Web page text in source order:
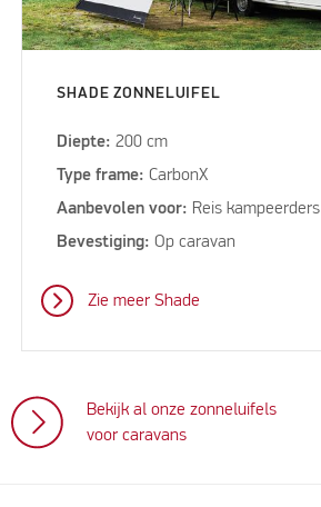
SHADE ZONNELUIFEL
Diepte:200 cm
Type frame:CarbonX
Aanbevolen voor: Reis kampeerders
Bevestiging:Op caravan
Zie meer Shade
Bekijk al onze zonneluifels
voor caravans